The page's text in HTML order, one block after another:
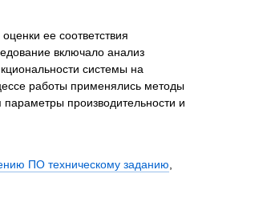
ее соответствия
включало анализ
системы на
работы применялись методы
производительности и
ПО техническому заданию,